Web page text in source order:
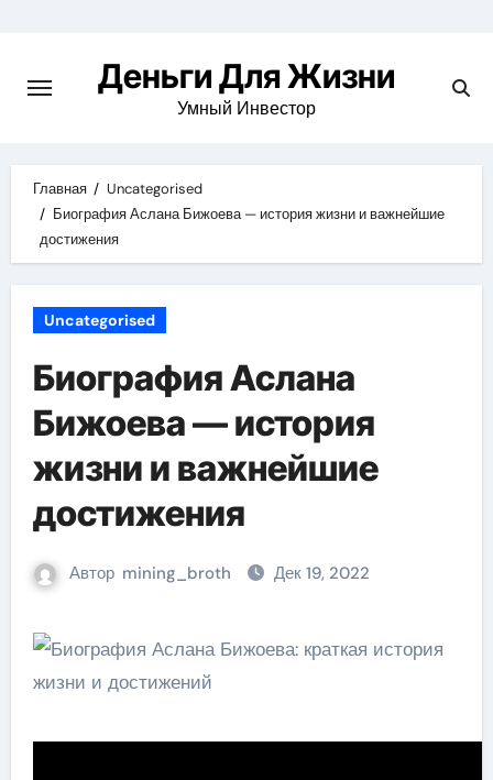
содержимомуДеньги Для Жизни
Умный Инвестор
Главная
Uncategorised
Биография Аслана Бижоева — история жизни и важнейшие
достижения
Uncategorised
Биография Аслана
Бижоева — история
жизни и важнейшие
достижения
Автор mining_broth Дек 19, 2022